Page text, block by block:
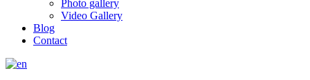
Photo gallery
Video Gallery
Blog
Contact